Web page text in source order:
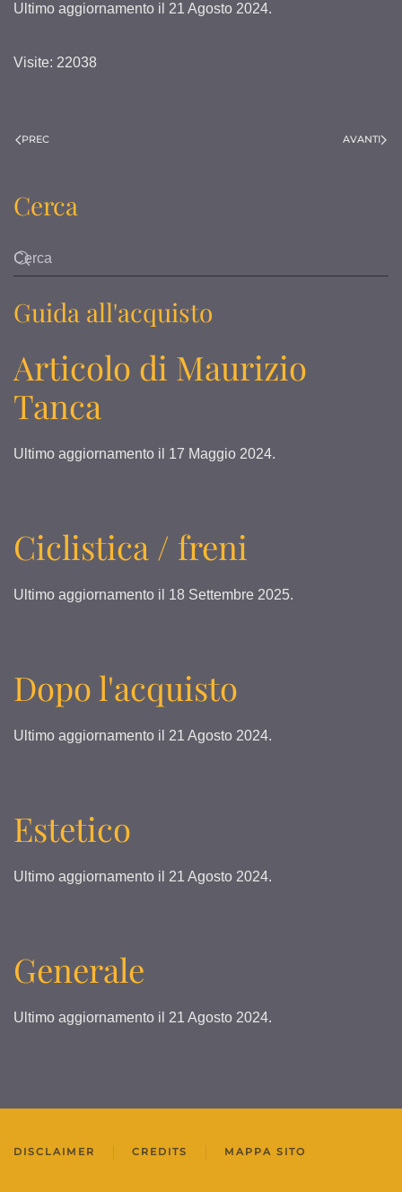
Ultimo aggiornamento il 21 Agosto 2024.
Visite: 22038
PREC AVANTI
Cerca
Guida all'acquisto
Articolo di Maurizio
Tanca
Ultimo aggiornamento il 17 Maggio 2024.
Ciclistica / freni
Ultimo aggiornamento il 18 Settembre 2025.
Dopo l'acquisto
Ultimo aggiornamento il 21 Agosto 2024.
Estetico
Ultimo aggiornamento il 21 Agosto 2024.
Generale
Ultimo aggiornamento il 21 Agosto 2024.
DISCLAIMER CREDITS MAPPA SITO